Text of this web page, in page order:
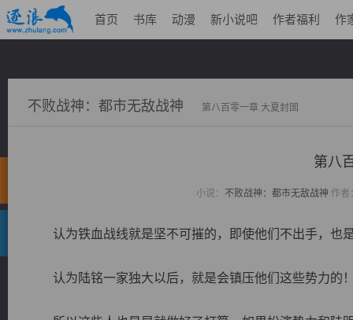
首页 书库 动漫 新小说吧 作者福利 作
不败战神：都市无敌战神 第八百零一章 大夏封国
第八
小说： 不败战神：都市无敌战神 作者
认为铁血战线就是坚不可摧的，即使他们不出手，也
认为陆铭一家独大以后，就是会镇压他们这些势力的